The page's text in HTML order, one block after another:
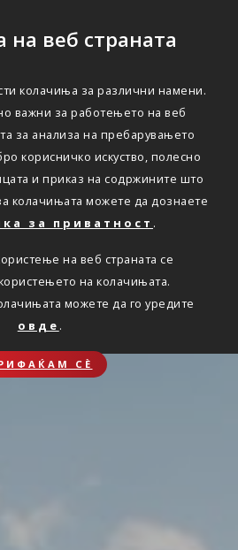
веб страната
колачиња за различни намени.
важни за работењето на веб
за анализа на пребарувањето
корисничко искуство, полесно
и приказ на содржините што
колачињата можете да дознаете
за приватност .
на веб страната се
на колачињата.
можете да го уредите
овде .
СЀ